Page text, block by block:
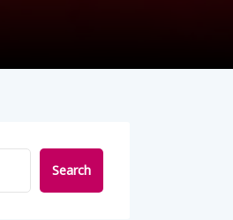
Search